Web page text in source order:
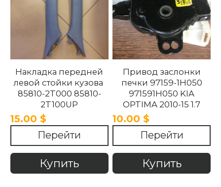
Накладка передней
левой стойки кузова
85810-2T000 85810-
2T100UP
858102T100UP
858102T000 Kia
Optima 2010 -2015.
15.00 $
Перейти
Купить
Привод заслонки
печки 97159-1H050
971591H050 KIA
OPTIMA 2010-15 1.7
10.00 $
Перейти
Купить